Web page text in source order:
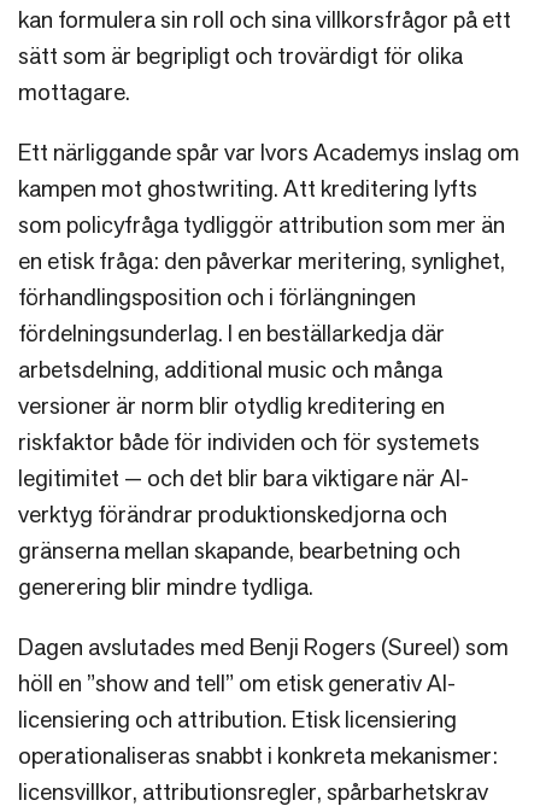
kan formulera sin roll och sina villkorsfrågor på ett
sätt som är begripligt och trovärdigt för olika
mottagare.
Ett närliggande spår var Ivors Academys inslag om
kampen mot ghostwriting. Att kreditering lyfts
som policyfråga tydliggör attribution som mer än
en etisk fråga: den påverkar meritering, synlighet,
förhandlingsposition och i förlängningen
fördelningsunderlag. I en beställarkedja där
arbetsdelning, additional music och många
versioner är norm blir otydlig kreditering en
riskfaktor både för individen och för systemets
legitimitet — och det blir bara viktigare när AI-
verktyg förändrar produktionskedjorna och
gränserna mellan skapande, bearbetning och
generering blir mindre tydliga.
Dagen avslutades med Benji Rogers (Sureel) som
höll en ”show and tell” om etisk generativ AI-
licensiering och attribution. Etisk licensiering
operationaliseras snabbt i konkreta mekanismer:
licensvillkor, attributionsregler, spårbarhetskrav